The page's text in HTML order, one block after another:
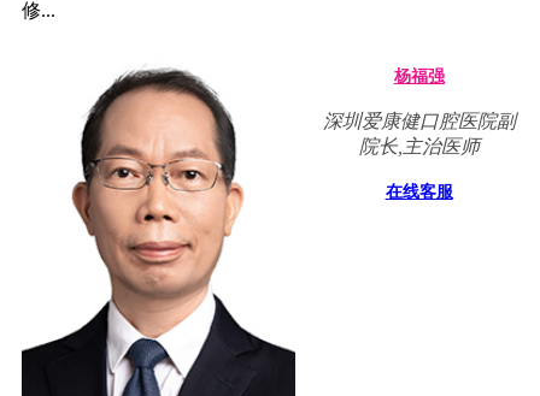
修...
杨福强
深圳爱康健口腔医院副
院长,主治医师
在线客服